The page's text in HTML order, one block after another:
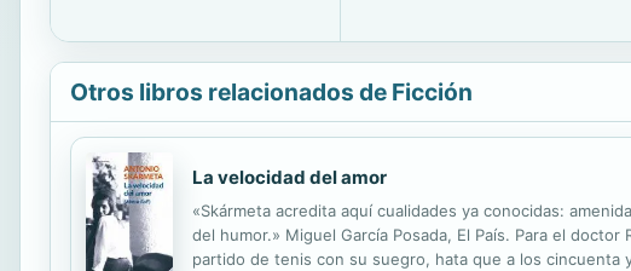
Otros libros relacionados de Ficción
La velocidad del amor
«Skármeta acredita aquí cualidades ya conocidas:
del humor.» Miguel García Posada, El País. Para el
partido de tenis con su suegro, hata que a los cincuenta